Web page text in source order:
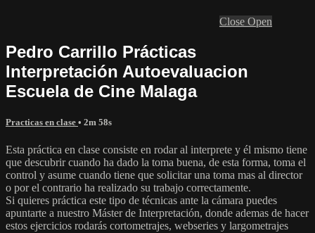
Close Open
Pedro Carrillo Prácticas
Interpretación Autoevaluacion
Escuela de Cine Malaga
Practicas en clase • 2m 58s
Esta práctica en clase consiste en rodar al interprete y él mismo tiene
que descubrir cuando ha dado la toma buena, de esta forma, toma el
control y asume cuando tiene que solicitar una toma mas al director
o por el contrario ha realizado su trabajo correctamente.
Si quieres práctica este tipo de técnicas ante la cámara puedes
apuntarte a nuestro Máster de Interpretación, donde ademas de hacer
estos ejercicios rodarás cortometrajes, webseries y largometrajes